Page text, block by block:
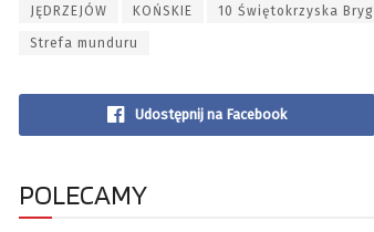
JĘDRZEJÓW KOŃSKIE 10 Świętokrzyska
Strefa munduru
Udostępnij na Facebook
POLECAMY